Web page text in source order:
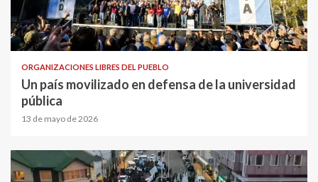
ORGANIZACIONES LIBRES DEL PUEBLO
Un país movilizado en defensa de la universidad
pública
13 de mayo de 2026